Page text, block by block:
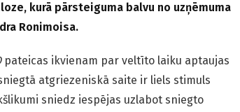
kurā pārsteiguma balvu no uzņēmuma
Ronimoisa.
pateicas ikvienam par veltīto laiku aptaujas
atgriezeniskā saite ir liels stimuls
sniedz iespējas uzlabot sniegto